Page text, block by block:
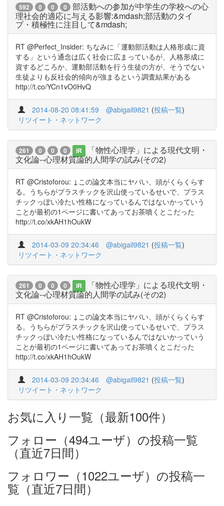
592 0 0 0
部活動への参加が中学生の学校への心
理社会的適応に与える影響:&mdash;部活動のタイ
プ・積極性に注目して&mdash;
RT @Perfect_Insider: ちなみに「運動部活動は人格形成に資
する」という通念は広く社会に広まっているが、人格形成に
資するどころか、運動部活動を行う生徒の方が、そうでない
生徒よりも反社会的傾向が強まるという調査結果がある
http://t.co/YCn1vO0HvQ
2014-08-20 08:41:59 @abigail9821 (投稿一覧)
リツイート・ネットワーク
261 0 0 0 IR
「物性心理学」による現代文明・
文化論--心理材質論的人間学の試み(その2)
RT @Cristoforou: ↓この論文本当にヤバい、頭がくらくらす
る。うちらがプラスチックを沢山使っているせいで、プラス
チックっぽい冷たい性格になっているんではないかっていう
ことが最初の1ページに書いてあってお茶噴くとこだった
http://t.co/xkAH1hOukW
2014-03-09 20:34:46 @abigail9821 (投稿一覧)
リツイート・ネットワーク
261 0 0 0 IR
「物性心理学」による現代文明・
文化論--心理材質論的人間学の試み(その2)
RT @Cristoforou: ↓この論文本当にヤバい、頭がくらくらす
る。うちらがプラスチックを沢山使っているせいで、プラス
チックっぽい冷たい性格になっているんではないかっていう
ことが最初の1ページに書いてあってお茶噴くとこだった
http://t.co/xkAH1hOukW
2014-03-09 20:34:46 @abigail9821 (投稿一覧)
リツイート・ネットワーク
お気に入り一覧（最新100件）
フォロー（494ユーザ）の投稿一覧
（直近7日間）
フォロワー（1022ユーザ）の投稿一
覧（直近7日間）